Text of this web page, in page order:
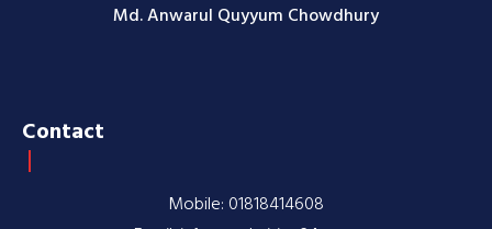
Md. Anwarul Quyyum Chowdhury
Contact
Mobile: 01818414608